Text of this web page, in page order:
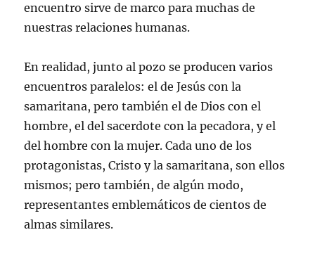
encuentro sirve de marco para muchas de
nuestras relaciones humanas.
En realidad, junto al pozo se producen varios
encuentros paralelos: el de Jesús con la
samaritana, pero también el de Dios con el
hombre, el del sacerdote con la pecadora, y el
del hombre con la mujer. Cada uno de los
protagonistas, Cristo y la samaritana, son ellos
mismos; pero también, de algún modo,
representantes emblemáticos de cientos de
almas similares.